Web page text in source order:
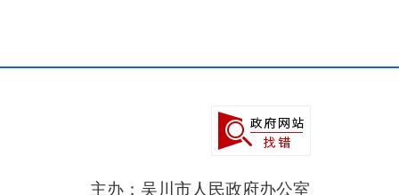
主办：吴川市人民政府办公室